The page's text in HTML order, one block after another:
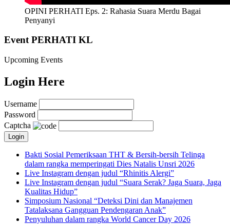
OPINI PERHATI Eps. 2: Rahasia Suara Merdu Bagai
Penyanyi
Event PERHATI KL
Upcoming Events
Login Here
Username
Password
Captcha
Bakti Sosial Pemeriksaan THT & Bersih-bersih Telinga
dalam rangka memperingati Dies Natalis Unsri 2026
Live Instagram dengan judul “Rhinitis Alergi”
Live Instagram dengan judul “Suara Serak? Jaga Suara, Jaga
Kualitas Hidup”
Simposium Nasional “Deteksi Dini dan Manajemen
Tatalaksana Gangguan Pendengaran Anak”
Penyuluhan dalam rangka World Cancer Day 2026